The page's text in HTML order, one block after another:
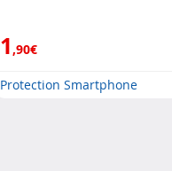
1,90€
Protection Smartphone